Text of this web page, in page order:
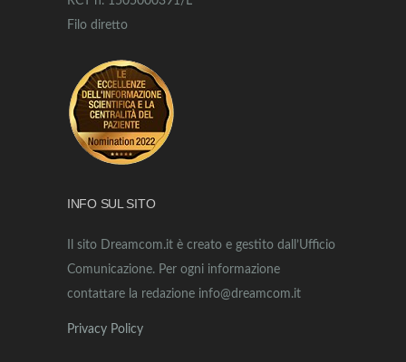
Filo diretto
INFO SUL SITO
Il sito Dreamcom.it è creato e gestito dall’Ufficio
Comunicazione. Per ogni informazione
contattare la redazione info@dreamcom.it
Privacy Policy